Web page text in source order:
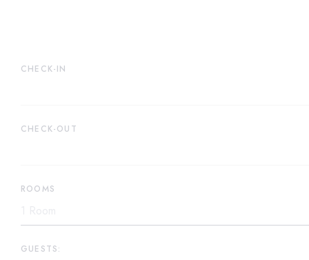
CHECK-IN
CHECK-OUT
ROOMS
GUESTS: